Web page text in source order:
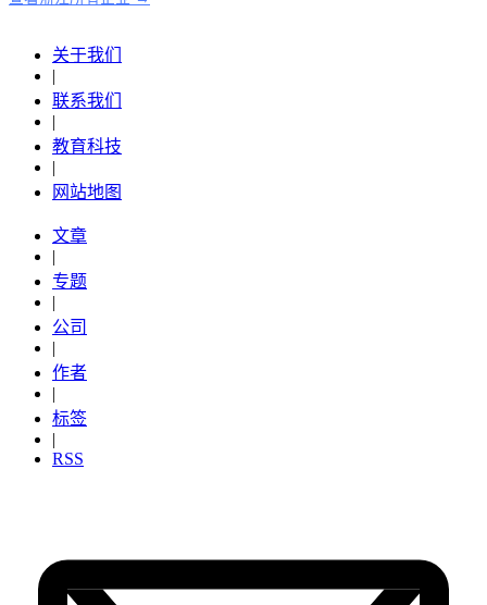
关于我们
|
联系我们
|
教育科技
|
网站地图
文章
|
专题
|
公司
|
作者
|
标签
|
RSS